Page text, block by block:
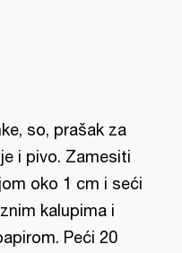
so, prašak za
i pivo. Zamesiti
oko 1 cm i seći
kalupima i
Peći 20